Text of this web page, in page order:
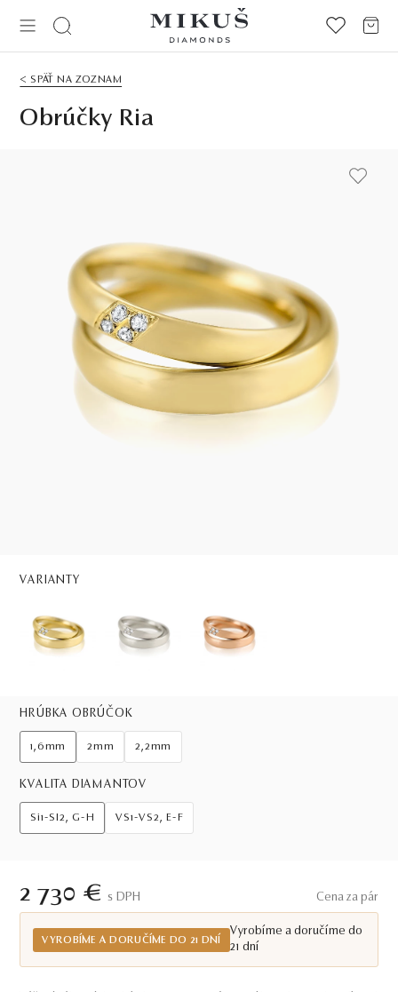
< SPÄŤ NA ZOZNAM
Obrúčky Ria
VARIANTY
HRÚBKA OBRÚČOK
1,6mm 2mm 2,2mm
KVALITA DIAMANTOV
Si1-SI2, G-H VS1-VS2, E-F
2 730 € S DPH Cena za pár
VYROBÍME A DORUČÍME DO 21 DNÍ
Vyrobíme a doručíme do
21 dní